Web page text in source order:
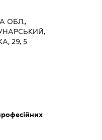
ОБЛ.,
29, 5